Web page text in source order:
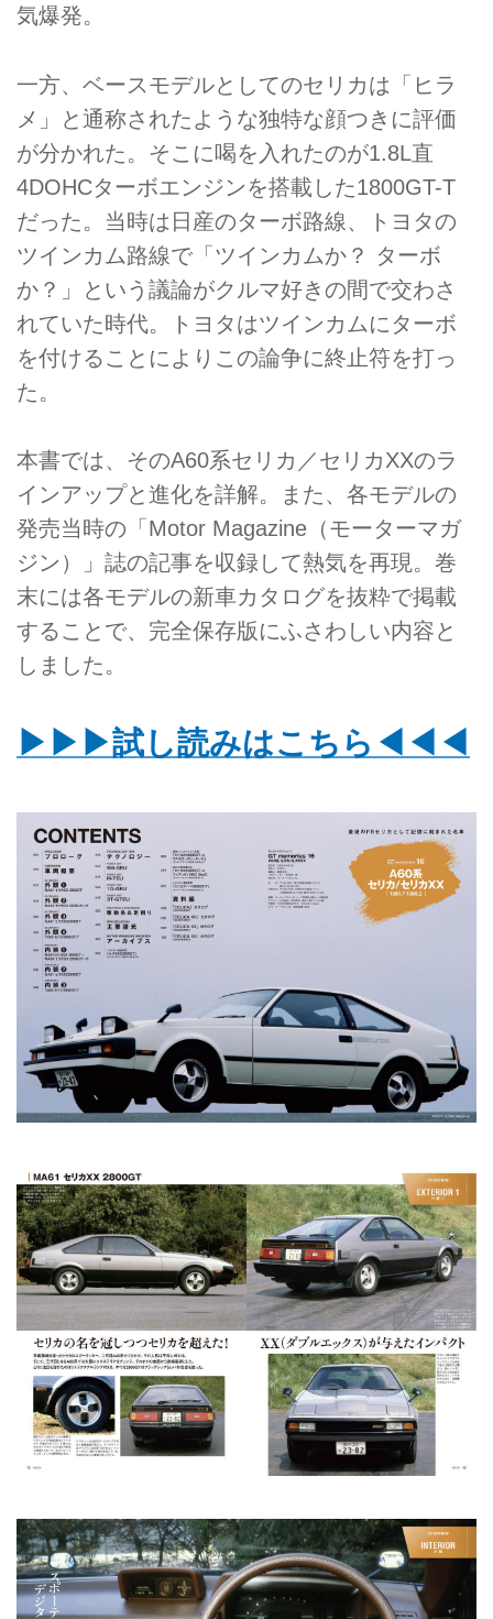
気爆発。
一方、ベースモデルとしてのセリカは「ヒラ
メ」と通称されたような独特な顔つきに評価
が分かれた。そこに喝を入れたのが1.8L直
4DOHCターボエンジンを搭載した1800GT-T
だった。当時は日産のターボ路線、トヨタの
ツインカム路線で「ツインカムか？ ターボ
か？」という議論がクルマ好きの間で交わさ
れていた時代。トヨタはツインカムにターボ
を付けることによりこの論争に終止符を打っ
た。
本書では、そのA60系セリカ／セリカXXのラ
インアップと進化を詳解。また、各モデルの
発売当時の「Motor Magazine（モーターマガ
ジン）」誌の記事を収録して熱気を再現。巻
末には各モデルの新車カタログを抜粋で掲載
することで、完全保存版にふさわしい内容と
しました。
▶︎▶︎▶︎試し読みはこちら◀︎◀︎◀︎